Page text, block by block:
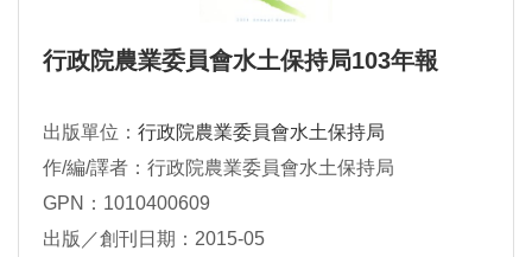
行政院農業委員會水土保持局103年報
出版單位： 行政院農業委員會水土保持局
作/編/譯者：行政院農業委員會水土保持局
GPN：1010400609
出版／創刊日期：2015-05